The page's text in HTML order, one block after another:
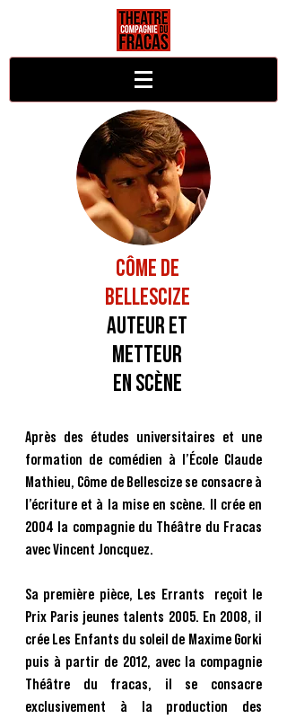
CÔME DE
BELLESCIZE
Auteur et
Metteur
en scène
Après des études universitaires et une
formation de comédien à l’École Claude
Mathieu, Côme de Bellescize se consacre à
l’écriture et à la mise en scène. Il crée en
2004 la compagnie du Théâtre du Fracas
avec Vincent Joncquez.
​Sa première pièce, Les Errants reçoit le
Prix Paris jeunes talents 2005. En 2008, il
crée Les Enfants du soleil de Maxime Gorki
puis à partir de 2012, avec la compagnie
Théâtre du fracas, il se consacre
exclusivement à la production des